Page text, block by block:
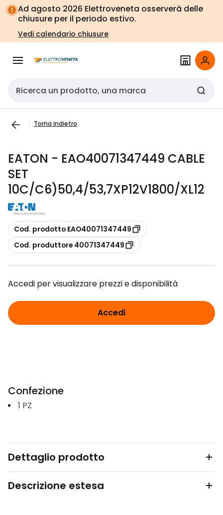
Vai alla
navigazione
Vai
alla
pagina
Ad agosto 2026 Elettroveneta osserverà delle
chiusure per il periodo estivo.
Vedi calendario chiusure
Cerca input
Torna indietro
EATON - EAO40071347449 CABLE
SET
10C/C6)50,4/53,7XP12V1800/XL12
copia
Cod. prodotto EAO40071347449
copia
Cod. produttore 40071347449
Accedi per visualizzare prezzi e disponibilità
Accedi
Confezione
1 PZ
Dettaglio prodotto
Descrizione estesa